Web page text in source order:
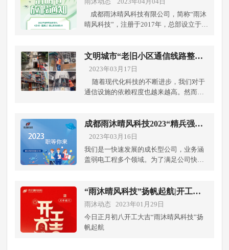
健康和智慧，也有关人的快乐和美好。
劳动使我们生活丰富多彩，劳动锻炼和造
是毫无意义的，能体现劳动的生活是充满
幸福的。 值五一劳动节来临之际，根据
国务院办公厅公布的《2023年节假日安排
通知》要求，结合我公司实际情况，现对
日（星期六）-2023年5月3日（星期三），
5月6日（周六）正常上班调休。二、 各部
门接通知后，请妥善安排好各项目现阶段
施工进度。 最后，成都雨沐晴风科技的
成都雨沐晴风科技有限公司，简称“雨沐
晴风科技”，注册于2017年，总部设立于天
能化安防系统设计与施工、网络信息系统
设计与施工的高新技术企业，多年来公司
网技术、大数据分析技术等新时代技术，
主要以视频为核心为行业客户提供智慧数
AAA信用、安防认证工程师资格等多项专
业性资质。
文明城市“老旧小区通信线路整理
我们在行动”
2023年03月17日
随着现代化科技的不断进步，我们对于
通信设施的依赖程度也越来越高。然而，
老化，网络速度慢、信号不稳定，加上废
弃的线缆，对小区居民的生活和工作带来
居民能够更加便捷地使用通信设施，通信
线路改造势在必行。 成都雨沐晴风科技
造，考虑到网络速度和信号稳定性。很多
老旧小区的通信线路采用的是老旧的电话
线路，网络速度很慢，信号也不稳定。因
此，在通信线路改造中，需要采用新的光
成都雨沐晴风科技2023“精兵强将
储备计划”
2023年03月16日
我们是一快速发展的成长型公司，业务涵
盖弱电工程多个领域。为了满足公司快速
沐晴风科技”，注册于2017年，总部设立于
天府之国的成都龙潭总部经济城，注册资
智能化安防系统设计与施工、网络信息系
统设计与施工的高新技术企业，多年来公
“雨沐晴风科技”扬帆起航|开工大
吉
雨沐动态 2023年01月29日
今日正月初八开工大吉“雨沐晴风科技”扬
帆起航